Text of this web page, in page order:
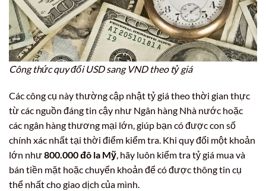
Công thức quy đổi USD sang VND theo tỷ giá
Các công cụ này thường cập nhật tỷ giá theo thời gian thực
từ các nguồn đáng tin cậy như Ngân hàng Nhà nước hoặc
các ngân hàng thương mại lớn, giúp bạn có được con số
chính xác nhất tại thời điểm kiểm tra. Khi quy đổi một khoản
lớn như800.000 đô la Mỹ, hãy luôn kiểm tra tỷ giá mua và
bán tiền mặt hoặc chuyển khoản để có được thông tin cụ
thể nhất cho giao dịch của mình.